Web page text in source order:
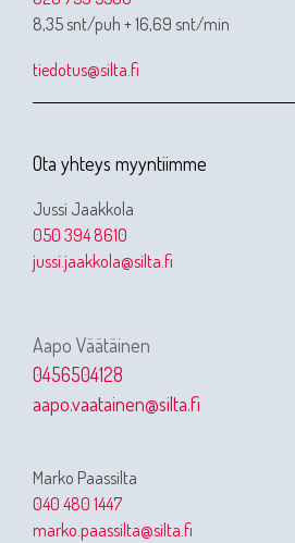
8,35 snt/puh + 16,69 snt/min
tiedotus@silta.fi
Ota yhteys myyntiimme
Jussi Jaakkola
050 394 8610
jussi.jaakkola@silta.fi
Aapo Väätäinen
0456504128
aapo.vaatainen@silta.fi
Marko Paassilta
040 480 1447
marko.paassilta@silta.fi